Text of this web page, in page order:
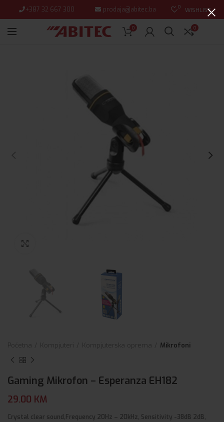
+387 32 667 300 prodaja@abitec.ba 0 WISHLIST
0 0
Mikrofoni
Gaming Mikrofon – Esperanza EH182
29.00 KM
Crystal clear sound,Frequency 20Hz – 20kHz, Sensitivity -38dB 2dB,